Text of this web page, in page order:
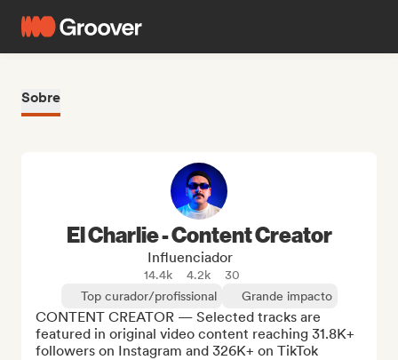
Sobre
El Charlie - Content Creator
Influenciador
14.4k 4.2k
30
Top curador/profissional
Grande impacto
CONTENT CREATOR — Selected tracks are
featured in original video content reaching 31.8K+
followers on Instagram and 326K+ on TikTok